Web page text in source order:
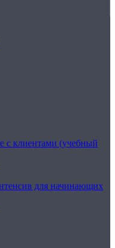
с клиентами (учебный
для начинающих